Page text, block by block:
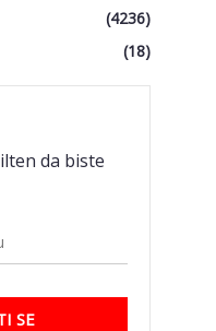
(4236)
(18)
da biste
SE